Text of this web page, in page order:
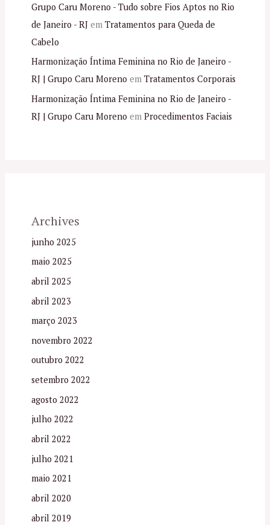
Grupo Caru Moreno - Tudo sobre Fios Aptos no Rio
de Janeiro - RJem Tratamentos para Queda de
Cabelo
Harmonização Íntima Feminina no Rio de Janeiro -
RJ | Grupo Caru Moreno em Tratamentos Corporais
Harmonização Íntima Feminina no Rio de Janeiro -
RJ | Grupo Caru Moreno em Procedimentos Faciais
Archives
junho 2025
maio 2025
abril 2025
abril 2023
março 2023
novembro 2022
outubro 2022
setembro 2022
agosto 2022
julho 2022
abril 2022
julho 2021
maio 2021
abril 2020
abril 2019